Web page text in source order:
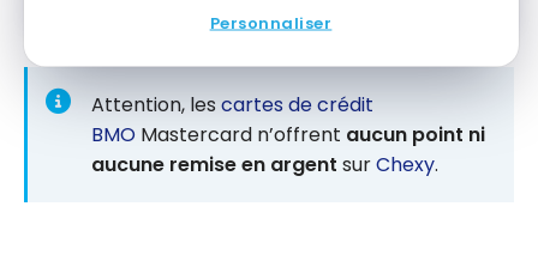
Personnaliser
Attention, lescartes de crédit
BMO Mastercard n’offrent aucun point ni
aucune remise en argent surChexy.